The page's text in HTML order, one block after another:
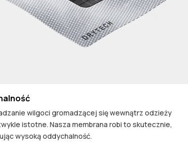
wilgoci gromadzącej się wewnątrz odzieży
istotne. Nasza membrana robi to skutecznie,
wysoką oddychalność.